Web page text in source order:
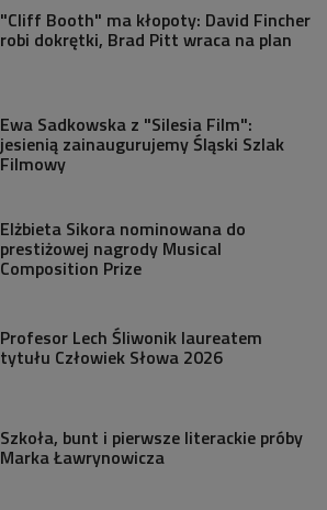
"Cliff Booth" ma kłopoty: David Fincher
robi dokrętki, Brad Pitt wraca na plan
Ewa Sadkowska z "Silesia Film":
jesienią zainaugurujemy Śląski Szlak
Filmowy
Elżbieta Sikora nominowana do
prestiżowej nagrody Musical
Composition Prize
Profesor Lech Śliwonik laureatem
tytułu Człowiek Słowa 2026
Szkoła, bunt i pierwsze literackie próby
Marka Ławrynowicza